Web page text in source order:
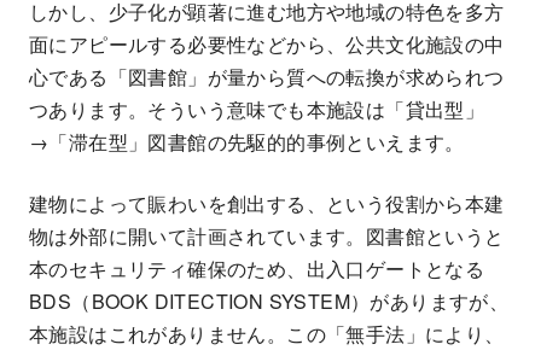
しかし、少子化が顕著に進む地方や地域の特色を多方
面にアピールする必要性などから、公共文化施設の中
心である「図書館」が量から質への転換が求められつ
つあります。そういう意味でも本施設は「貸出型」
→「滞在型」図書館の先駆的的事例といえます。
建物によって賑わいを創出する、という役割から本建
物は外部に開いて計画されています。図書館というと
本のセキュリティ確保のため、出入口ゲートとなる
BDS（BOOK DITECTION SYSTEM）がありますが、
本施設はこれがありません。この「無手法」により、